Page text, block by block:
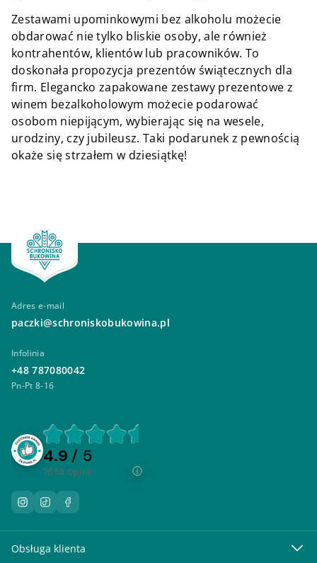
Zestawami upominkowymi bez alkoholu możecie
obdarować nie tylko bliskie osoby, ale również
kontrahentów, klientów lub pracowników. To
doskonała propozycja prezentów świątecznych dla
firm. Elegancko zapakowane zestawy prezentowe z
winem bezalkoholowym możecie podarować
osobom niepijącym, wybierając się na wesele,
urodziny, czy jubileusz. Taki podarunek z pewnością
okaże się strzałem w dziesiątkę!
Adres e-mail
paczki@schroniskobukowina.pl
Infolinia
+48 787080042
Pn-Pt 8-16
4.9 / 5
7853 opinii
Obsługa klienta